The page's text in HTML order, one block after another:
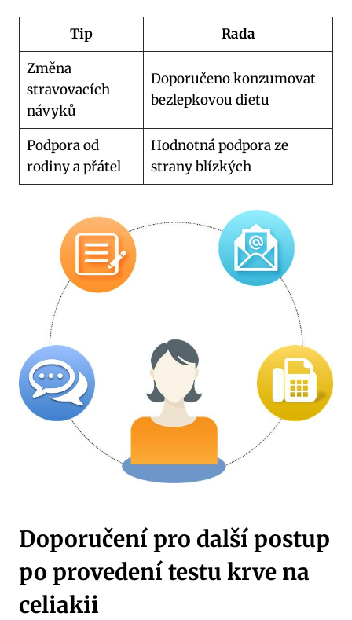
Tip
Rada
Změna
stravovacích
návyků
Doporučeno konzumovat
bezlepkovou dietu
Podpora od
rodiny a přátel
Hodnotná podpora ze
strany blízkých
Doporučení pro další postup
po provedení testu krve na
celiakii